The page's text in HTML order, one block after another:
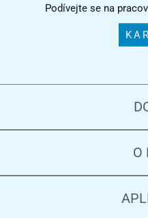
Podívejte se na
O